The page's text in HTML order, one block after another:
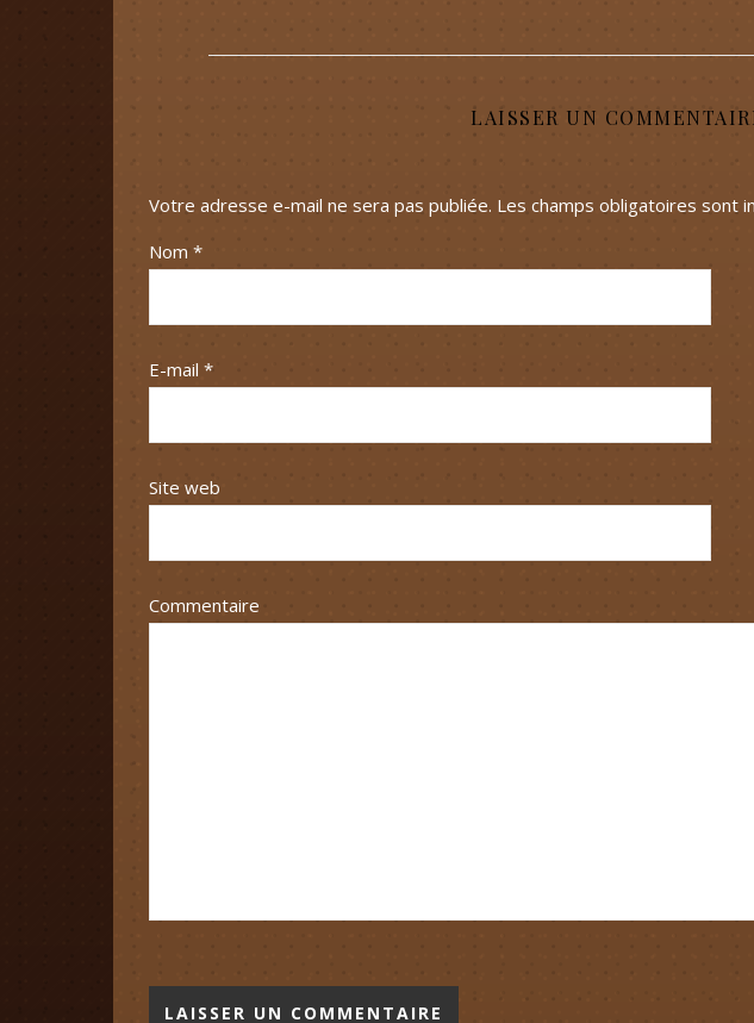
LAISSER UN
Votre adresse e-mail ne sera pas publiée. Les champs obligatoires sont
Nom *
E-mail *
Site web
Commentaire